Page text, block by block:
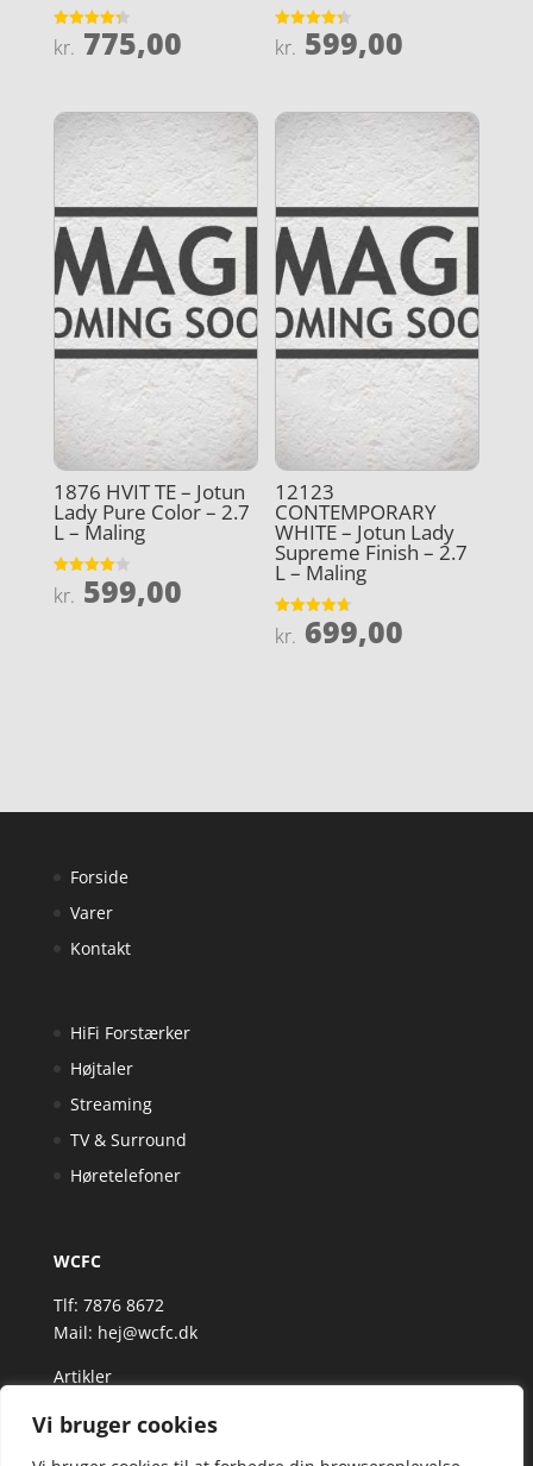
Vi bruger cookies
Vurderet
4.3
kr. 775,00
Vurderet
4.3
kr. 599,00
1876 HVIT TE – Jotun
Lady Pure Color – 2.7
L – Maling
Vurderet
4
kr. 599,00
12123
CONTEMPORARY
WHITE – Jotun Lady
Supreme Finish – 2.7
L – Maling
Vurderet
4.7
kr. 699,00
Forside
Varer
Kontakt
HiFi Forstærker
Højtaler
Streaming
TV & Surround
Høretelefoner
WCFC
Tlf: 7876 8672
Mail: hej@wcfc.dk
Artikler